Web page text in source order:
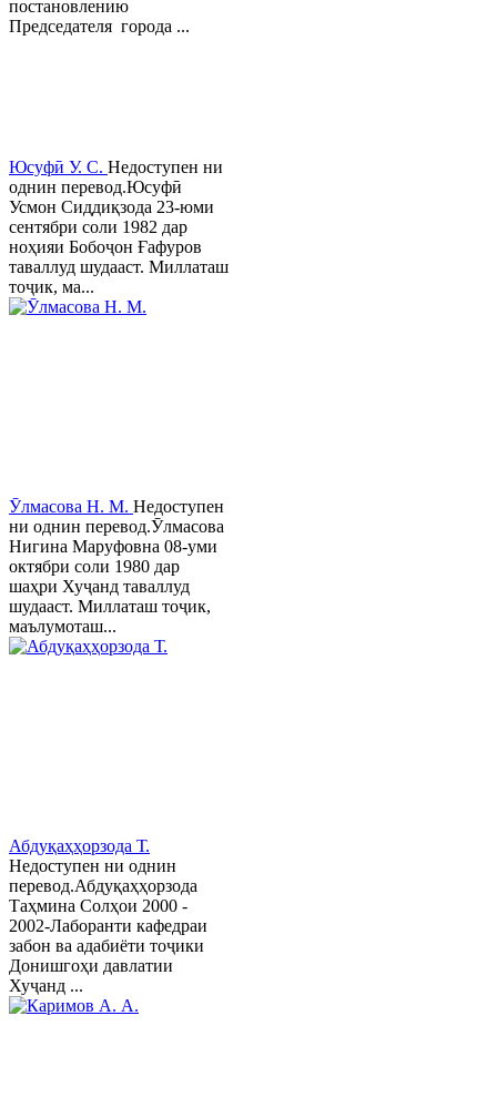
постановлению
Председателя города ...
Юсуфӣ У. C. Недоступен ни
однин перевод.Юсуфӣ
Усмон Сиддиқзода 23-юми
сентябри соли 1982 дар
ноҳияи Бобоҷон Ғафуров
таваллуд шудааст. Миллаташ
тоҷик, ма...
Ӯлмасова Н. М. Недоступен
ни однин перевод.Ӯлмасова
Нигина Маруфовна 08-уми
октябри соли 1980 дар
шаҳри Хуҷанд таваллуд
шудааст. Миллаташ тоҷик,
маълумоташ...
Абдуқаҳҳорзода Т.
Недоступен ни однин
перевод.Абдуқаҳҳорзода
Таҳмина Солҳои 2000 -
2002-Лаборанти кафедраи
забон ва адабиёти тоҷики
Донишгоҳи давлатии
Хуҷанд ...